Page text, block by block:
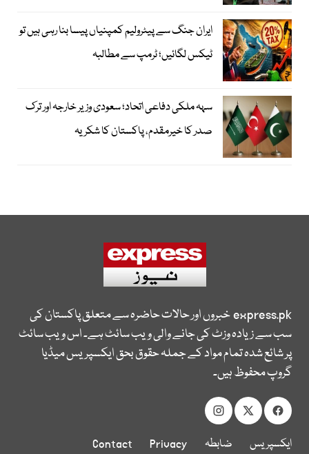
ایران جنگ سے پیٹرولیم کمپنیاں پیسا بنا رہی ہیں تو
ٹیکس لگائیں؛ ٹرمپ سے مطالبہ
سہہ ملکی دفاعی اتحاد؛ سعودی وزیر خارجہ اور ترک
صدر کا خیرمقدم، پاکستان کا شکریہ
express.pkخبروں اور حالات حاضرہ سے متعلق پاکستان کی
سب سے زیادہ وزٹ کی جانے والی ویب سائٹ ہے۔ اس ویب سائٹ
پر شائع شدہ تمام مواد کے جملہ حقوق بحق ایکسپریس میڈیا
گروپ محفوظ ہیں۔
ایکسپریس
ضابطہ
Privacy
Contact